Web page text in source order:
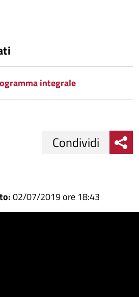
integrale
su
Facebook
Condividi
su
Condividi
Condividi
02/07/2019 ore 18:43